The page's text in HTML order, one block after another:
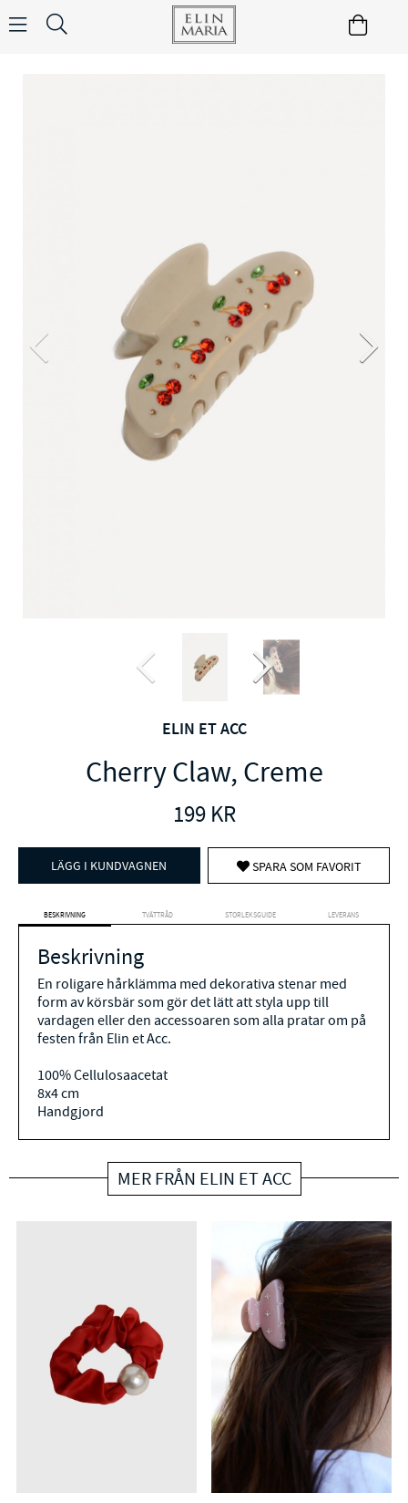
ELIN ET ACC
Cherry Claw, Creme
199KR
LÄGG I KUNDVAGNEN SPARA SOM FAVORIT
BESKRIVNING TVÄTTRÅD STORLEKSGUIDE LEVERANS
Beskrivning
En roligare hårklämma med dekorativa stenar med
form av körsbär som gör det lätt att styla upp till
vardagen eller den accessoaren som alla pratar om på
festen från Elin et Acc.
100% Cellulosaacetat
8x4 cm
Handgjord
MER FRÅN ELIN ET ACC